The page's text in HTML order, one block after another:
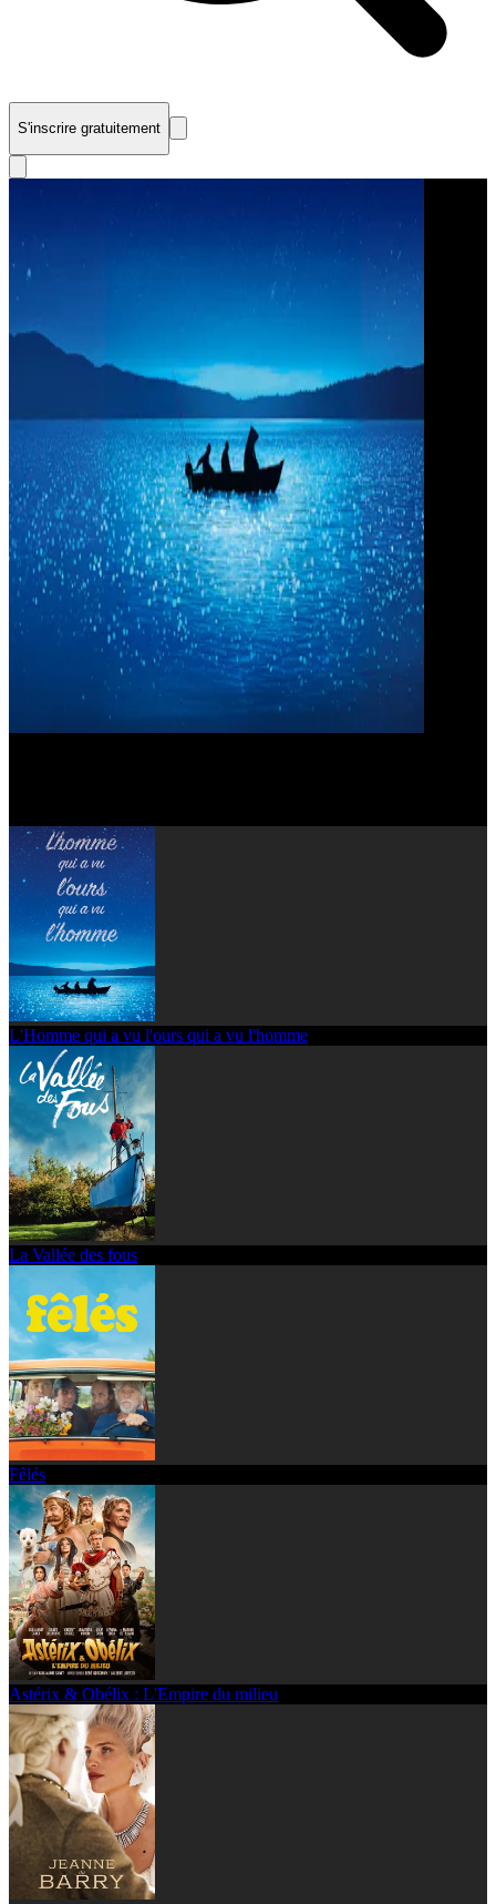
S'inscrire gratuitement
L'Homme qui a vu l'ours qui a vu l'homme
La Vallée des fous
Fêlés
Astérix & Obélix : L'Empire du milieu